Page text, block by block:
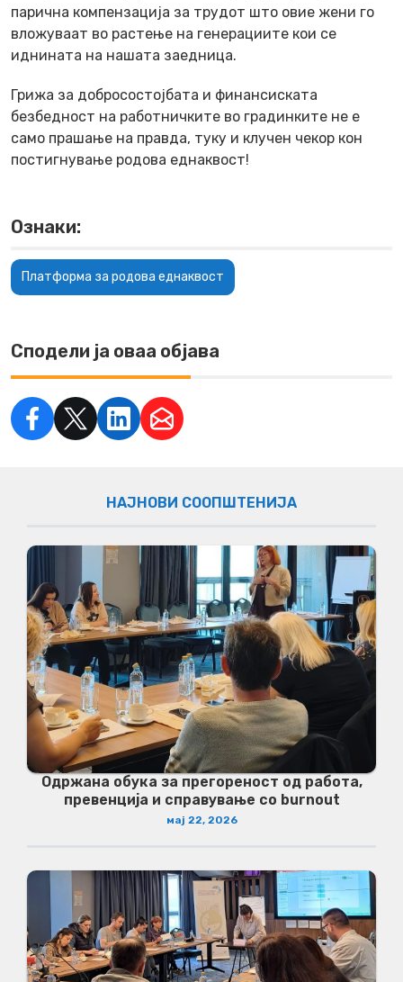
парична компензација за трудот што овие жени го
вложуваат во растење на генерациите кои се
иднината на нашата заедница.
Грижа за добросостојбата и финансиската
безбедност на работничките во градинките не е
само прашање на правда, туку и клучен чекор кон
постигнување родова еднаквост!
Ознаки:
Платформа за родова еднаквост
Сподели ја оваа објава
НАЈНОВИ СООПШТЕНИЈА
Одржана обука за прегореност од работа,
превенција и справување со burnout
мај 22, 2026